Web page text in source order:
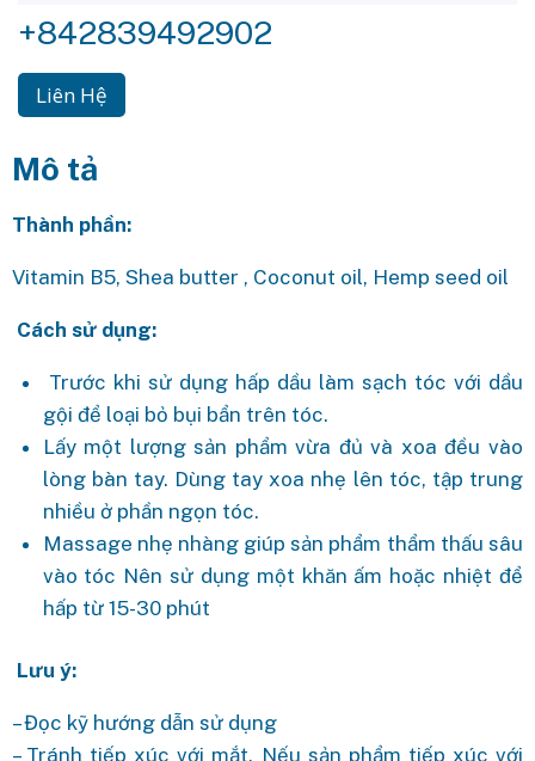
+842839492902
Liên Hệ
Mô tả
Thành phần:
Vitamin B5, Shea butter , Coconut oil, Hemp seed oil
Cách sử dụng:
Trước khi sử dụng hấp dầu làm sạch tóc với dầu
gội để loại bỏ bụi bẩn trên tóc.
Lấy một lượng sản phẩm vừa đủ và xoa đều vào
lòng bàn tay. Dùng tay xoa nhẹ lên tóc, tập trung
nhiều ở phần ngọn tóc.
Massage nhẹ nhàng giúp sản phẩm thẩm thấu sâu
vào tóc Nên sử dụng một khăn ấm hoặc nhiệt để
hấp từ 15-30 phút
Lưu ý:
– Đọc kỹ hướng dẫn sử dụng
– Tránh tiếp xúc với mắt. Nếu sản phẩm tiếp xúc với